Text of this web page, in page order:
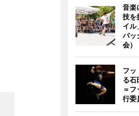
音楽
技を
イル
バッ
会）
フッ
る石
＝
行委